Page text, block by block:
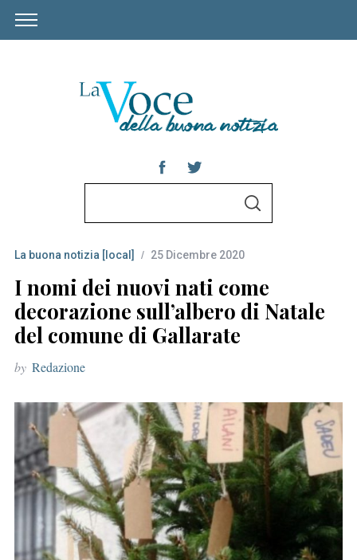
r
c
h
f
o
r
S
La buona notizia [local] 25 Dicembre 2020
I nomi dei nuovi nati come
decorazione sull’albero di Natale
del comune di Gallarate
by Redazione